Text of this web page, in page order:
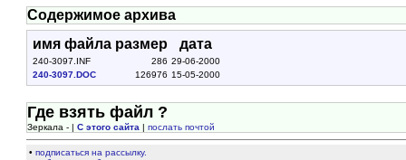
Содержимое архива
имя файла размер дата
240-3097.INF 286 29-06-2000
240-3097.DOC
126976 15-05-2000
Где взять файл ?
Зеркала - |С этого сайта |послать почтой
•подписаться на рассылку.